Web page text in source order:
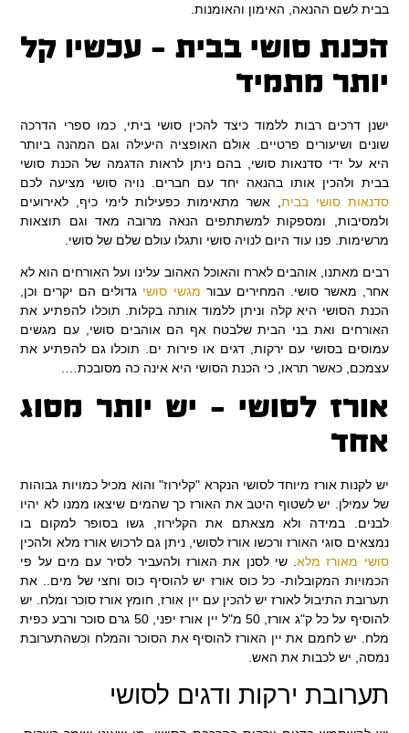
בבית לשם ההנאה, האימון והאומנות.
הכנת סושי בבית – עכשיו קל
יותר מתמיד
ישנן דרכים רבות ללמוד כיצד להכין סושי ביתי, כמו ספרי הדרכה
שונים ושיעורים פרטיים. אולם האופציה היעילה וגם המהנה ביותר
היא על ידי סדנאות סושי, בהם ניתן לראות הדגמה של הכנת סושי
בבית ולהכין אותו בהנאה יחד עם חברים. נויה סושי מציעה לכם
סדנאות סושי בבית, אשר מתאימות כפעילות לימי כיף, לאירועים
ולמסיבות, ומספקות למשתתפים הנאה מרובה מאד וגם תוצאות
מרשימות. פנו עוד היום לנויה סושי ותגלו עולם שלם של סושי.
רבים מאתנו, אוהבים לארח והאוכל האהוב עלינו ועל האורחים הוא לא
אחר, מאשר סושי. המחירים עבורמגשי סושיגדולים הם יקרים וכן,
הכנת הסושי היא קלה וניתן ללמוד אותה בקלות. תוכלו להפתיע את
האורחים ואת בני הבית שלבטח אף הם אוהבים סושי, עם מגשים
עמוסים בסושי עם ירקות, דגים או פירות ים. תוכלו גם להפתיע את
עצמכם, כאשר תראו, כי הכנת הסושי היא אינה כה מסובכת….
אורז לסושי – יש יותר מסוג
אחד
יש לקנות אורז מיוחד לסושי הנקרא "קלירוז" והוא מכיל כמויות גבוהות
של עמילן. יש לשטוף היטב את האורז כך שהמים שיצאו ממנו לא יהיו
לבנים. במידה ולא מצאתם את הקלירוז, גשו בסופר למקום בו
נמצאים סוגי האורז ורכשו אורז לסושי, ניתן גם לרכוש אורז מלא ולהכין
סושי מאורז מלא. שי לסנן את האורז ולהעביר לסיר עם מים על פי
הכמויות המקובלות- כל כוס אורז יש להוסיף כוס וחצי של מים.. את
תערובת התיבול לאורז יש להכין עם יין אורז, חומץ אורז סוכר ומלח. יש
להוסיף על כל ק"ג אורז, 50 מ"ל יין אורז יפני, 50 גרם סוכר ורבע כפית
מלח. יש לחמם את יין האורז להוסיף את הסוכר והמלח וכשהתערובת
נמסה, יש לכבות את האש.
תערובת ירקות ודגים לסושי